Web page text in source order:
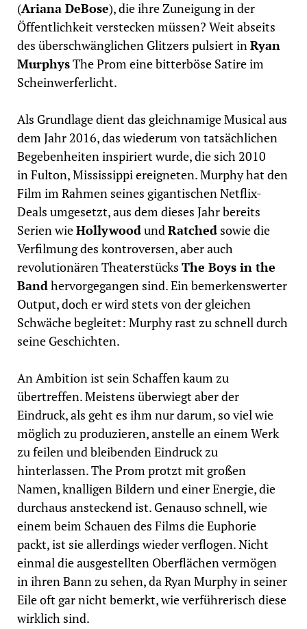
(Ariana DeBose), die ihre Zuneigung in der
Öffentlichkeit verstecken müssen? Weit abseits
des überschwänglichen Glitzers pulsiert inRyan
MurphysThe Prom eine bitterböse Satire im
Scheinwerferlicht.
Als Grundlage dient das gleichnamige Musical aus
dem Jahr 2016, das wiederum von tatsächlichen
Begebenheiten inspiriert wurde, die sich 2010
in Fulton, Mississippi ereigneten. Murphy hat den
Film im Rahmen seines gigantischen Netflix-
Deals umgesetzt, aus dem dieses Jahr bereits
Serien wieHollywoodundRatchedsowie die
Verfilmung des kontroversen, aber auch
revolutionären Theaterstücks The Boys in the
Bandhervorgegangen sind. Ein bemerkenswerter
Output, doch er wird stets von der gleichen
Schwäche begleitet: Murphy rast zu schnell durch
seine Geschichten.
An Ambition ist sein Schaffen kaum zu
übertreffen. Meistens überwiegt aber der
Eindruck, als geht es ihm nur darum, so viel wie
möglich zu produzieren, anstelle an einem Werk
zu feilen und bleibenden Eindruck zu
hinterlassen. The Prom protzt mit großen
Namen, knalligen Bildern und einer Energie, die
durchaus ansteckend ist. Genauso schnell, wie
einem beim Schauen des Films die Euphorie
packt, ist sie allerdings wieder verflogen. Nicht
einmal die ausgestellten Oberflächen vermögen
in ihren Bann zu sehen, da Ryan Murphy in seiner
Eile oft gar nicht bemerkt, wie verführerisch diese
wirklich sind.